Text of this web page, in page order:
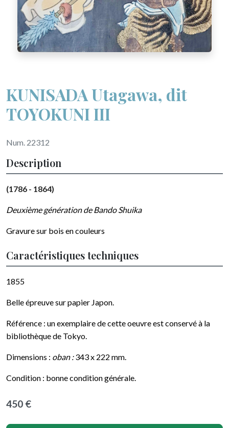
KUNISADA Utagawa, dit
TOYOKUNI III
Num. 22312
Description
(1786 - 1864)
Deuxième génération de Bando Shuika
Gravure sur bois en couleurs
Caractéristiques techniques
1855
Belle épreuve sur papier Japon.
Référence : un exemplaire de cette oeuvre est conservé à la
bibliothèque de Tokyo.
Dimensions : oban :343 x 222 mm.
Condition : bonne condition générale.
450 €